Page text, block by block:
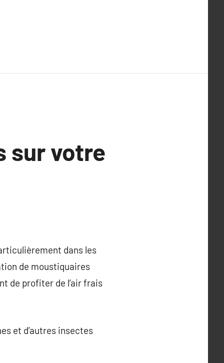
sur votre
dans les
de moustiquaires
de profiter de l’air frais
et d’autres insectes